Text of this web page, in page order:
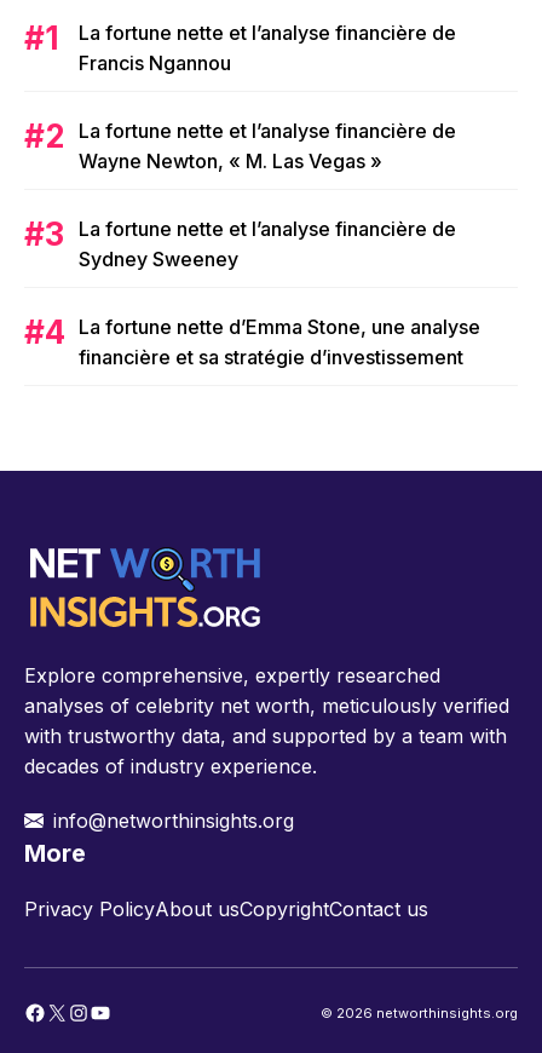
La fortune nette et l’analyse financière de
Francis Ngannou
La fortune nette et l’analyse financière de
Wayne Newton, « M. Las Vegas »
La fortune nette et l’analyse financière de
Sydney Sweeney
La fortune nette d’Emma Stone, une analyse
financière et sa stratégie d’investissement
Explore comprehensive, expertly researched
analyses of celebrity net worth, meticulously verified
with trustworthy data, and supported by a team with
decades of industry experience.
info@networthinsights.org
More
Privacy PolicyAbout usCopyrightContact us
Facebook
X Instagram
YouTube © 2026 networthinsights.org